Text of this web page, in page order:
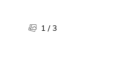
Farmacia
1 / 3